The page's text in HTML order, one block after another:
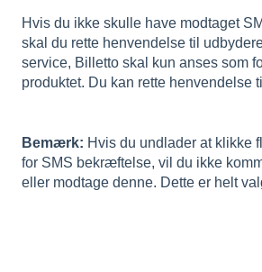
Hvis du ikke skulle have modtaget
skal du rette henvendelse til
service, Billetto skal kun anses som
produktet. Du kan rette henvendelse
Bemærk: Hvis du undlader at klikke
for SMS bekræftelse, vil du ikke
eller modtage denne. Dette er helt